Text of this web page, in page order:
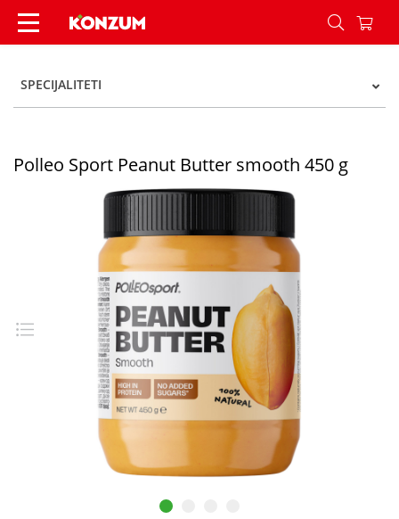
Polleo Sport Peanut Butter smooth 450 g -
SPECIJALITETI
Polleo Sport Peanut Butter smooth 450 g